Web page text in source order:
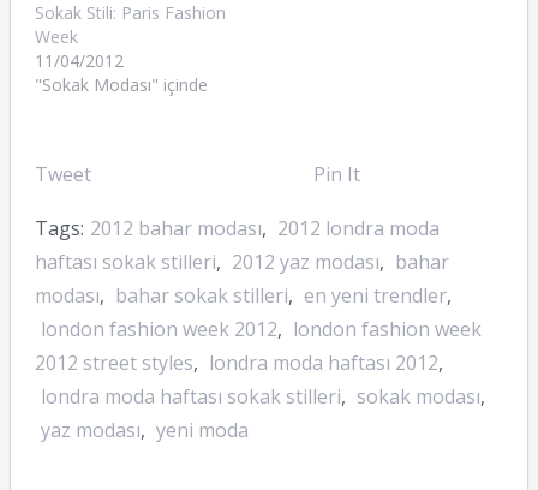
Sokak Stili: Paris Fashion
Week
11/04/2012
"Sokak Modası" içinde
Tweet Pin It
Tags: 2012 bahar modası, 2012 londra moda
haftası sokak stilleri, 2012 yaz modası, bahar
modası, bahar sokak stilleri, en yeni trendler,
london fashion week 2012, london fashion week
2012 street styles, londra moda haftası 2012,
londra moda haftası sokak stilleri, sokak modası,
yaz modası, yeni moda